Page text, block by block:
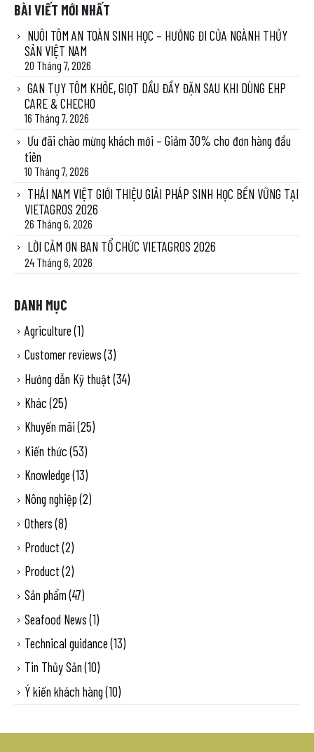
BÀI VIẾT MỚI NHẤT
NUÔI TÔM AN TOÀN SINH HỌC – HƯỚNG ĐI CỦA NGÀNH THỦY
SẢN VIỆT NAM
20 Tháng 7, 2026
GAN TỤY TÔM KHỎE, GIỌT DẦU ĐẦY ĐẶN SAU KHI DÙNG EHP
CARE & CHECHO
16 Tháng 7, 2026
Ưu đãi chào mừng khách mới – Giảm 30% cho đơn hàng đầu
tiên
10 Tháng 7, 2026
THÁI NAM VIỆT GIỚI THIỆU GIẢI PHÁP SINH HỌC BỀN VỮNG TẠI
VIETAGROS 2026
26 Tháng 6, 2026
LỜI CẢM ƠN BAN TỔ CHỨC VIETAGROS 2026
24 Tháng 6, 2026
DANH MỤC
Agriculture(1)
Customer reviews(3)
Hướng dẫn Kỹ thuật(34)
Khác(25)
Khuyến mãi(25)
Kiến thức(53)
Knowledge(13)
Nông nghiệp(2)
Others(8)
Product(2)
Product(2)
Sản phẩm(47)
Seafood News(1)
Technical guidance(13)
Tin Thủy Sản(10)
Ý kiến khách hàng(10)